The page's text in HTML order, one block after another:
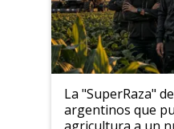
La "SuperRaza"
argentinos que